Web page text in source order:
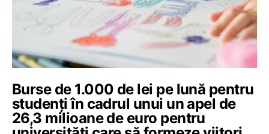
Burse de 1.000 de lei pe lună pentru
studenți în cadrul unui un apel de
26,3 milioane de euro pentru